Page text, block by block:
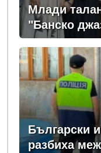
Млади
"Банско
Български
разбиха